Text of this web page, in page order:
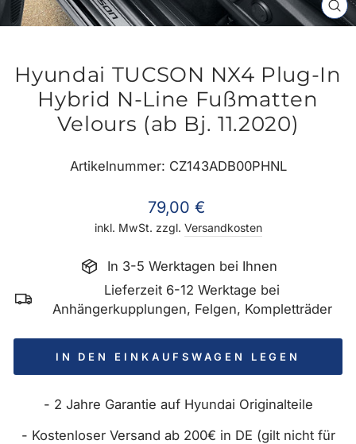
Hyundai TUCSON NX4 Plug-In
Hybrid N-Line Fußmatten
Velours (ab Bj. 11.2020)
Artikelnummer: CZ143ADB00PHNL
Normaler
Preis
79,00 €
inkl. MwSt. zzgl. Versandkosten
In 3-5 Werktagen bei Ihnen
Lieferzeit 6-12 Werktage bei
Anhängerkupplungen, Felgen, Kompletträder
IN DEN EINKAUFSWAGEN LEGEN
- 2 Jahre Garantie auf Hyundai Originalteile
- Kostenloser Versand ab 200€ in DE (gilt nicht für